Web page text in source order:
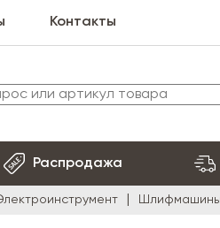
Контакты
Распродажа
Шлифмашины